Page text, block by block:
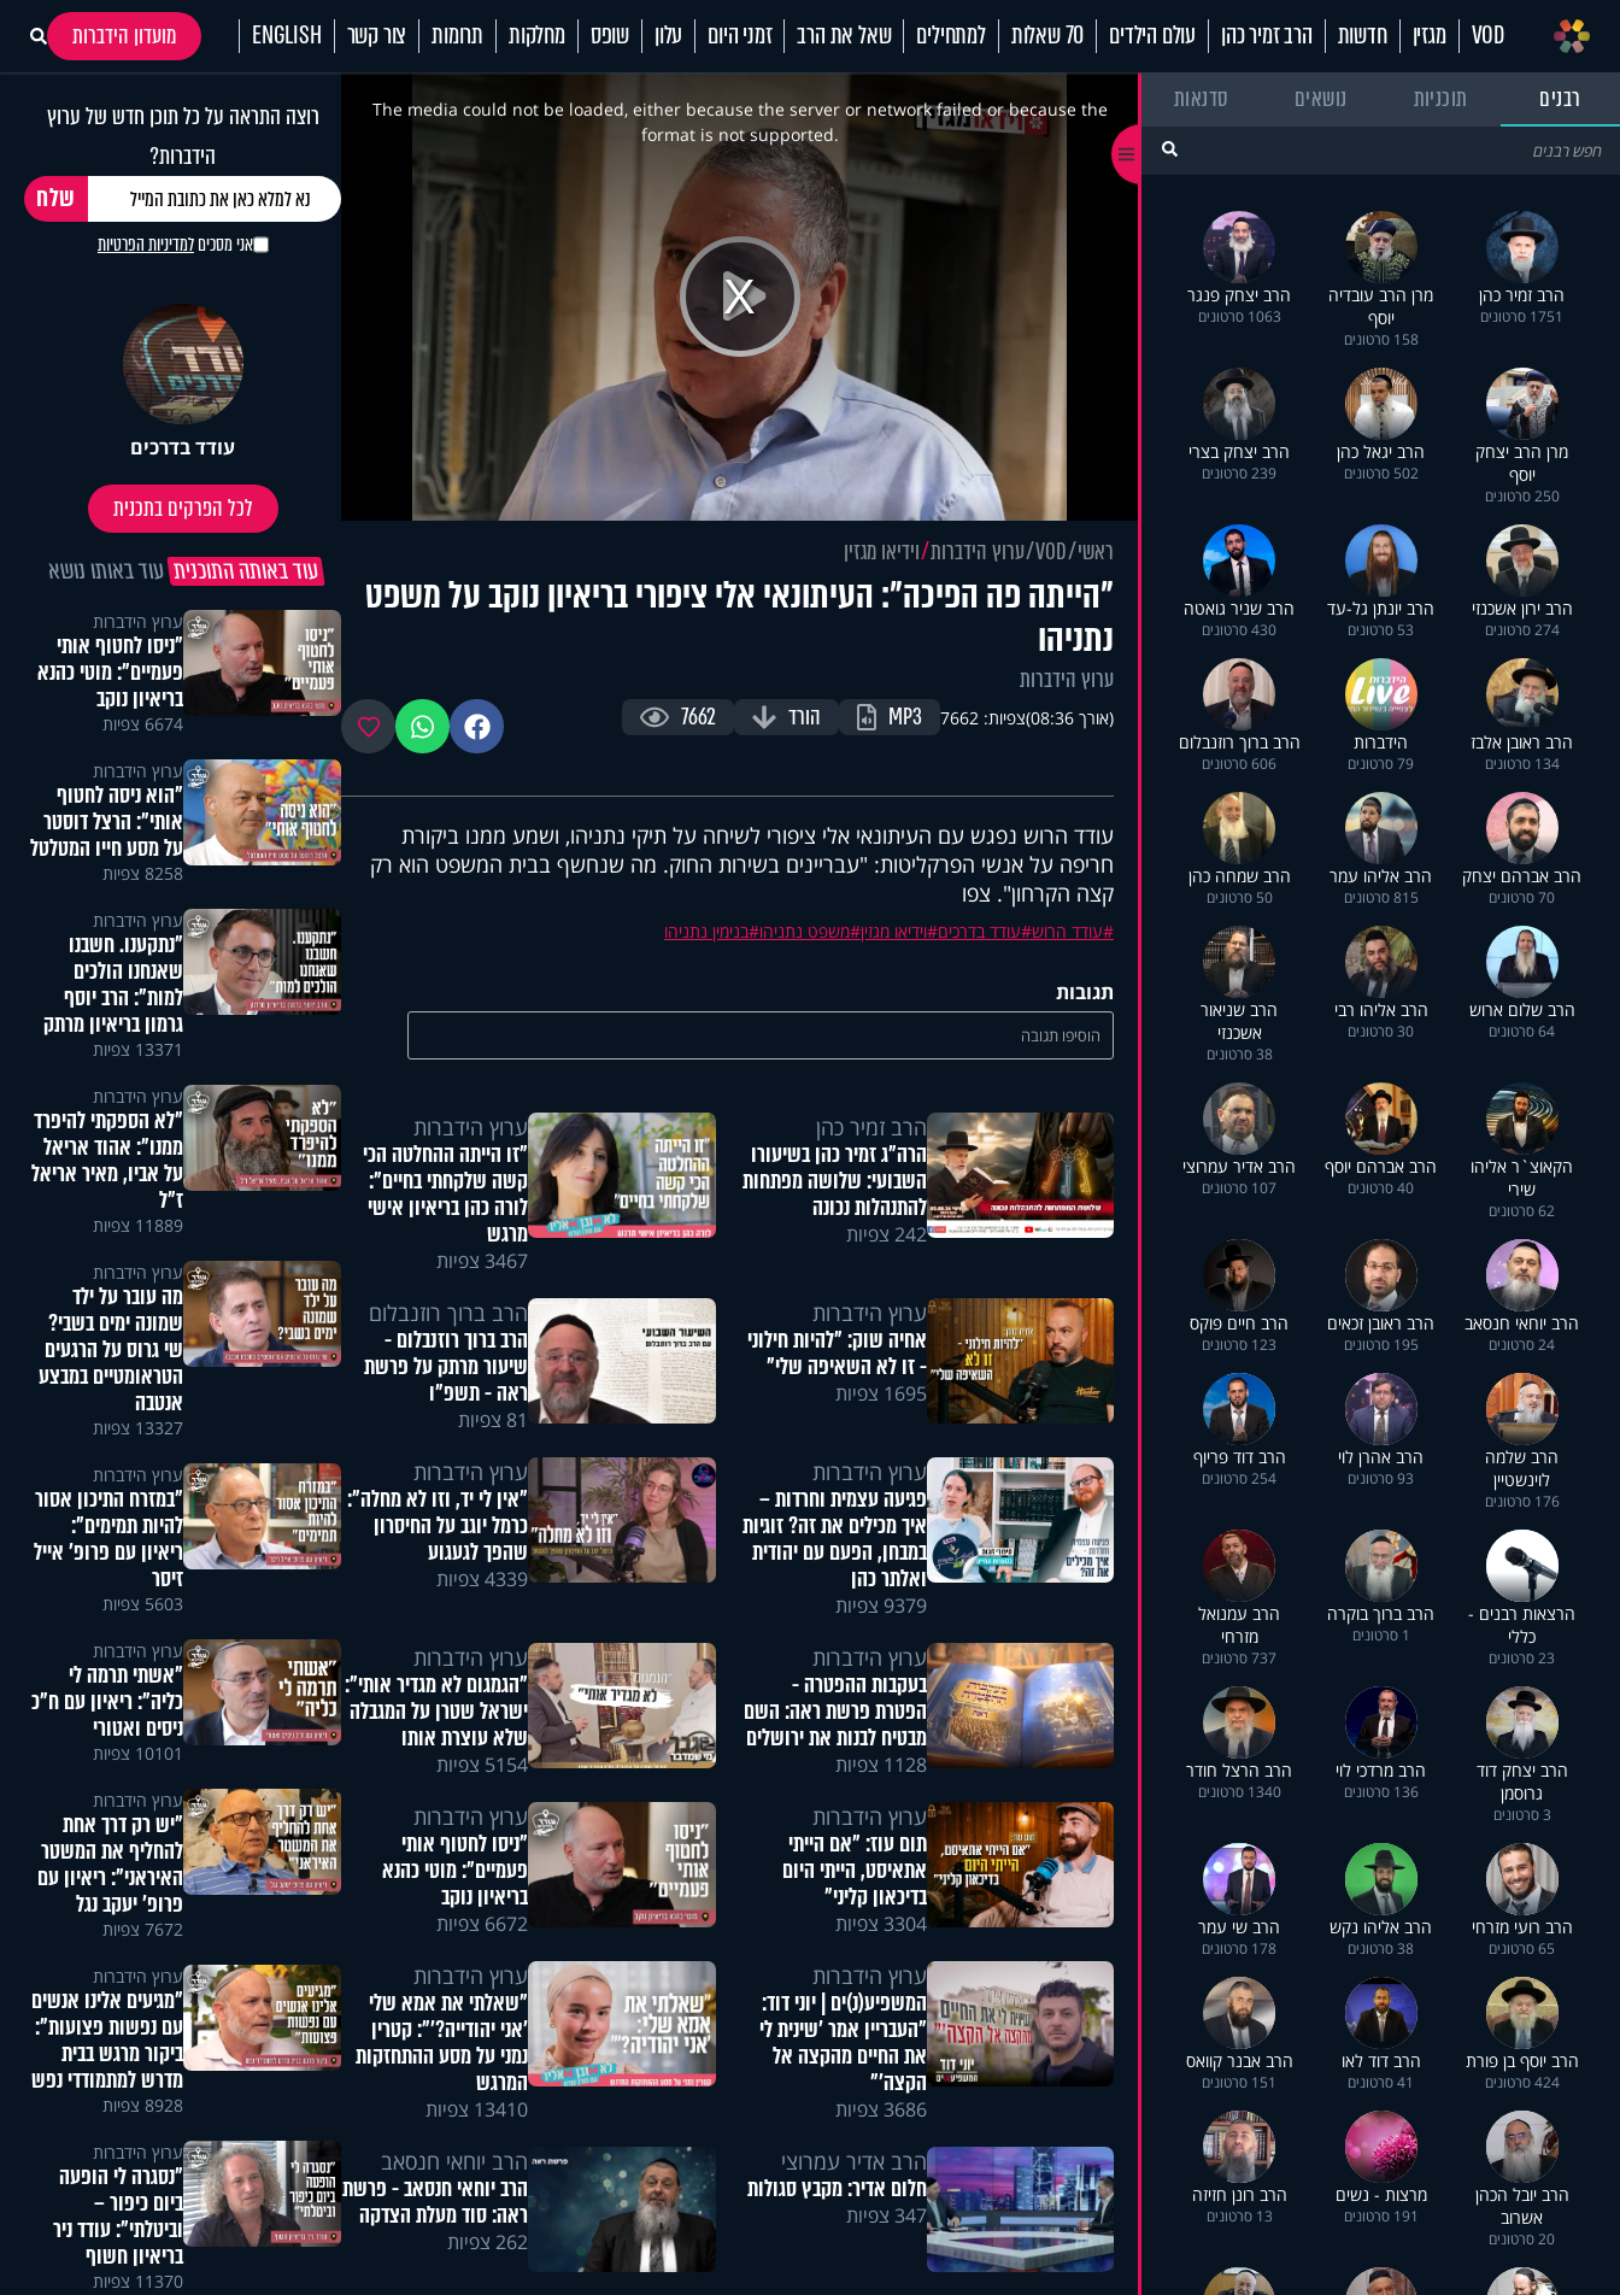
VOD מגזין חדשות הרב זמיר כהן עולם הילדים 70 שאלות למתחילים שאל את הרב זמני היום עלון שופס מחלקות תרומות צור קשר ENGLISH
מועדון הידברות
רבנים
תוכניות נושאים סדנאות
הרב זמיר כהן
1751 סרטונים
מרן הרב עובדיה
יוסף
158 סרטונים
הרב יצחק פנגר
1063 סרטונים
מרן הרב יצחק
יוסף
250 סרטונים
הרב יגאל כהן
502 סרטונים
הרב יצחק בצרי
239 סרטונים
הרב ירון אשכנזי
274 סרטונים
הרב יונתן גל-עד
53 סרטונים
הרב שניר גואטה
430 סרטונים
הרב ראובן אלבז
134 סרטונים
הידברות
79 סרטונים
הרב ברוך רוזנבלום
606 סרטונים
הרב אברהם יצחק
70 סרטונים
הרב אליהו עמר
815 סרטונים
הרב שמחה כהן
50 סרטונים
הרב שלום ארוש
64 סרטונים
הרב אליהו רבי
30 סרטונים
הרב שניאור
אשכנזי
38 סרטונים
הקאוצ`ר אליהו
שירי
62 סרטונים
הרב אברהם יוסף
40 סרטונים
הרב אדיר עמרוצי
107 סרטונים
הרב יוחאי חנסאב
24 סרטונים
הרב ראובן זכאים
195 סרטונים
הרב חיים פוקס
123 סרטונים
הרב שלמה
לוינשטיין
176 סרטונים
הרב אהרן לוי
93 סרטונים
הרב דוד פריוף
254 סרטונים
הרצאות רבנים -
כללי
23 סרטונים
הרב ברוך בוקרה
1 סרטונים
הרב עמנואל
מזרחי
737 סרטונים
הרב יצחק דוד
גרוסמן
3 סרטונים
הרב מרדכי לוי
136 סרטונים
הרב הרצל חודר
1340 סרטונים
הרב רועי מזרחי
65 סרטונים
הרב אליהו נקש
38 סרטונים
הרב שי עמר
178 סרטונים
הרב יוסף בן פורת
424 סרטונים
הרב דוד לאו
41 סרטונים
הרב אבנר קוואס
151 סרטונים
הרב יובל הכהן
אשרוב
20 סרטונים
מרצות - נשים
191 סרטונים
הרב רונן חזיזה
13 סרטונים
Play
Video
This
modalThe media could not be loaded, either because the server or network failed or because the
format is not supported.
ראשי VOD ערוץ הידברות וידיאו מגזין
"הייתה פה הפיכה": העיתונאי אלי ציפורי בריאיון נוקב על משפט
נתניהו
ערוץ הידברות
(אורך 08:36) צפיות: 7662 MP3 הורד 7662 פייסבוקווטסאפ מועדפים
עודד הרוש נפגש עם העיתונאי אלי ציפורי לשיחה על תיקי נתניהו, ושמע ממנו ביקורת
חריפה על אנשי הפרקליטות: "עבריינים בשירות החוק. מה שנחשף בבית המשפט הוא רק
קצה הקרחון". צפו
עודד הרוש עודד בדרכים וידיאו מגזין משפט נתניהו בנימין נתניהו
תגובות
הוסיפו תגובה
הרב זמיר כהן
הרה"ג זמיר כהן בשיעורו
השבועי: שלושה מפתחות
להתנהלות נכונה
242 צפיות
ערוץ הידברות
"זו הייתה ההחלטה הכי
קשה שלקחתי בחיים":
לורה כהן בריאיון אישי
מרגש
3467 צפיות
ערוץ הידברות
אחיה שוק: "להיות חילוני
- זו לא השאיפה שלי"
1695 צפיות
הרב ברוך רוזנבלום
הרב ברוך רוזנבלום -
שיעור מרתק על פרשת
ראה - תשפ"ו
81 צפיות
ערוץ הידברות
פגיעה עצמית וחרדות –
איך מכילים את זה? זוגיות
במבחן, הפעם עם יהודית
ואלתר כהן
9379 צפיות
ערוץ הידברות
"אין לי יד, וזו לא מחלה":
כרמל יוגב על החיסרון
שהפך לגעגוע
4339 צפיות
ערוץ הידברות
בעקבות ההפטרה -
הפטרת פרשת ראה: השם
מבטיח לבנות את ירושלים
1128 צפיות
ערוץ הידברות
"הגמגום לא מגדיר אותי":
ישראל שטרן על המגבלה
שלא עוצרת אותו
5154 צפיות
ערוץ הידברות
תום עוז: "אם הייתי
אתאיסט, הייתי היום
בדיכאון קליני"
3304 צפיות
ערוץ הידברות
"ניסו לחטוף אותי
פעמיים": מוטי כהנא
בריאיון נוקב
6672 צפיות
ערוץ הידברות
המשפיע(נ)ים | יוני דוד:
"העבריין אמר 'שינית לי
את החיים מהקצה אל
הקצה'"
3686 צפיות
ערוץ הידברות
"שאלתי את אמא שלי
'אני יהודייה?'": קטרין
נמני על מסע ההתחזקות
המרגש
13410 צפיות
הרב אדיר עמרוצי
חלום אדיר: מקבץ סגולות
347 צפיות
הרב יוחאי חנסאב
הרב יוחאי חנסאב - פרשת
ראה: סוד מעלת הצדקה
262 צפיות
רוצה התראה על כל תוכן חדש של ערוץ
הידברות?
אני מסכיםלמדיניות הפרטיות
עודד בדרכים
לכל הפרקים בתכנית
עוד באותה התוכנית עוד באותו נושא
ערוץ הידברות
"ניסו לחטוף אותי
פעמיים": מוטי כהנא
בריאיון נוקב
6674 צפיות
ערוץ הידברות
"הוא ניסה לחטוף
אותי": הרצל דוסטר
על מסע חייו המטלטל
8258 צפיות
ערוץ הידברות
"נתקענו. חשבנו
שאנחנו הולכים
למות": הרב יוסף
גרמון בריאיון מרתק
13371 צפיות
ערוץ הידברות
"לא הספקתי להיפרד
ממנו": אהוד אריאל
על אביו, מאיר אריאל
ז"ל
11889 צפיות
ערוץ הידברות
מה עובר על ילד
שמונה ימים בשבי?
שי גרוס על הרגעים
הטראומטיים במבצע
אנטבה
13327 צפיות
ערוץ הידברות
"במזרח התיכון אסור
להיות תמימים":
ריאיון עם פרופ' אייל
זיסר
5603 צפיות
ערוץ הידברות
"אשתי תרמה לי
כליה": ריאיון עם ח"כ
ניסים ואטורי
10101 צפיות
ערוץ הידברות
"יש רק דרך אחת
להחליף את המשטר
האיראני": ריאיון עם
פרופ' יעקב נגל
7672 צפיות
ערוץ הידברות
"מגיעים אלינו אנשים
עם נפשות פצועות":
ביקור מרגש בבית
מדרש למתמודדי נפש
8928 צפיות
ערוץ הידברות
"נסגרה לי הופעה
ביום כיפור –
וביטלתי": עודד ניר
בריאיון חשוף
11370 צפיות